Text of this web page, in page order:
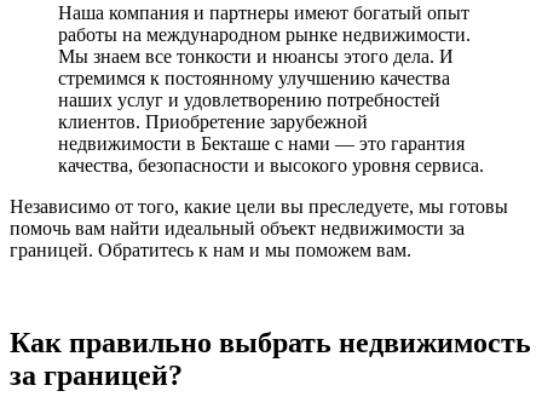
Наша компания и партнеры имеют богатый опыт
работы на международном рынке недвижимости.
Мы знаем все тонкости и нюансы этого дела. И
стремимся к постоянному улучшению качества
наших услуг и удовлетворению потребностей
клиентов. Приобретение зарубежной
недвижимости в Бекташе с нами — это гарантия
качества, безопасности и высокого уровня сервиса.
Независимо от того, какие цели вы преследуете, мы готовы
помочь вам найти идеальный объект недвижимости за
границей. Обратитесь к нам и мы поможем вам.
Как правильно выбрать недвижимость
за границей?